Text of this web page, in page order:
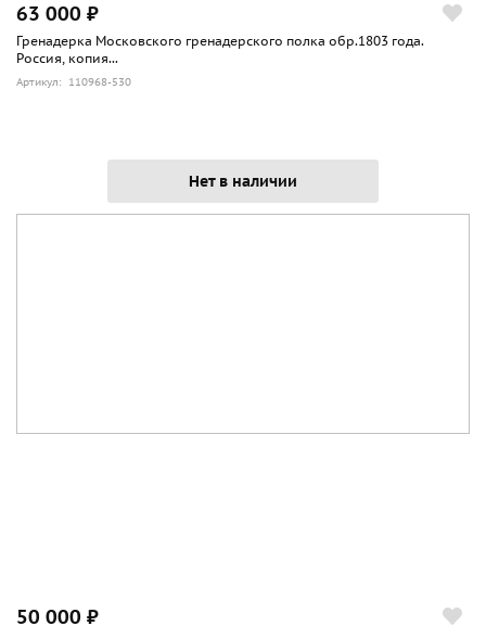
63 000 ₽
Гренадерка Московского гренадерского полка обр.1803 года.
Россия, копия...
Артикул: 110968-530
Нет в наличии
50 000 ₽